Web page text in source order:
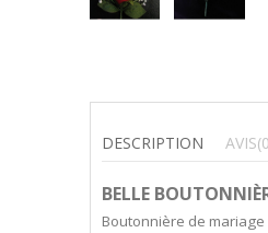
DESCRIPTION AVIS
BELLE
Boutonnière de